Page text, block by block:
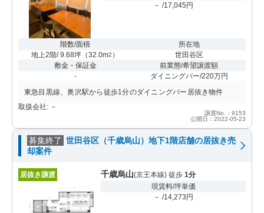
－ /17,045円
階数/面積
地上2階/ 9.68坪 （32.0m2 ）
所在地
世田谷区
敷金・保証金
-
前業態/希望譲渡額
ダイニングバー/220万円
東急目黒線、奥沢駅から徒歩1分のダイニングバー居抜き物件
取扱会社: －
譲渡No.：9153
公開日：2022-05-23
募集終了 世田谷区（千歳烏山）地下1階店舗の居抜き売
却案件
居抜き譲渡 千歳烏山(京王本線) 徒歩 1分
現賃料/坪単価
－ /14,273円